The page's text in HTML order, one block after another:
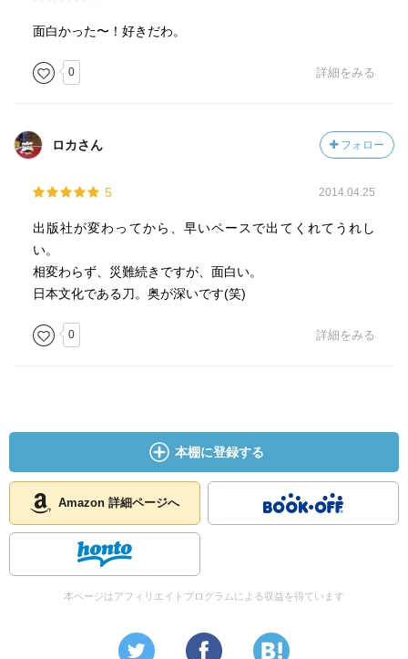
面白かった〜！好きだわ。
0 詳細をみる
ロカさん フォロー
5 2014.04.25
出版社が変わってから、早いペースで出てくれてうれし
い。
相変わらず、災難続きですが、面白い。
日本文化である刀。奥が深いです(笑)
0 詳細をみる
本棚に登録する
Amazon 詳細ページへ
本ページはアフィリエイトプログラムによる収益を得ています